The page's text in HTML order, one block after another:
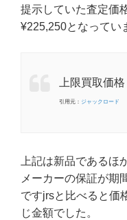
提示していた査定価
¥225,250となってい
上限買取価
引用元： ジャックロード
上記は新品であるほ
メーカーの保証が期
ですjrsと比べると価
じ金額でした。